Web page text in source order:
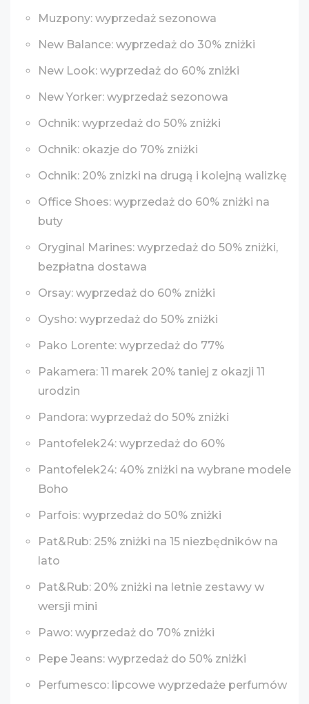
Muzpony: wyprzedaż sezonowa
New Balance: wyprzedaż do 30% zniżki
New Look: wyprzedaż do 60% zniżki
New Yorker: wyprzedaż sezonowa
Ochnik: wyprzedaż do 50% zniżki
Ochnik: okazje do 70% zniżki
Ochnik: 20% znizki na drugą i kolejną walizkę
Office Shoes: wyprzedaż do 60% zniżki na
buty
Oryginal Marines: wyprzedaż do 50% zniżki,
bezpłatna dostawa
Orsay: wyprzedaż do 60% zniżki
Oysho: wyprzedaż do 50% zniżki
Pako Lorente: wyprzedaż do 77%
Pakamera: 11 marek 20% taniej z okazji 11
urodzin
Pandora: wyprzedaż do 50% zniżki
Pantofelek24: wyprzedaż do 60%
Pantofelek24: 40% zniżki na wybrane modele
Boho
Parfois: wyprzedaż do 50% zniżki
Pat&Rub: 25% zniżki na 15 niezbędników na
lato
Pat&Rub: 20% zniżki na letnie zestawy w
wersji mini
Pawo: wyprzedaż do 70% zniżki
Pepe Jeans: wyprzedaż do 50% zniżki
Perfumesco: lipcowe wyprzedaże perfumów